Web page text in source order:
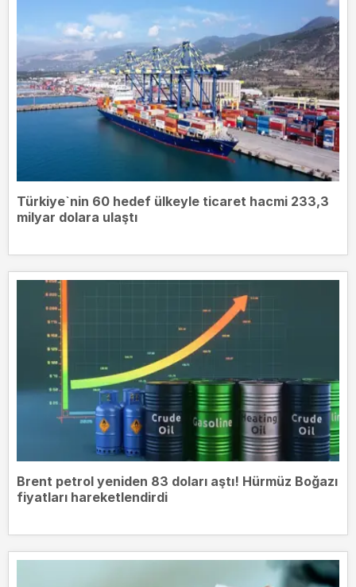
Türkiye`nin 60 hedef ülkeyle ticaret hacmi 233,3
milyar dolara ulaştı
Brent petrol yeniden 83 doları aştı! Hürmüz Boğazı
fiyatları hareketlendirdi